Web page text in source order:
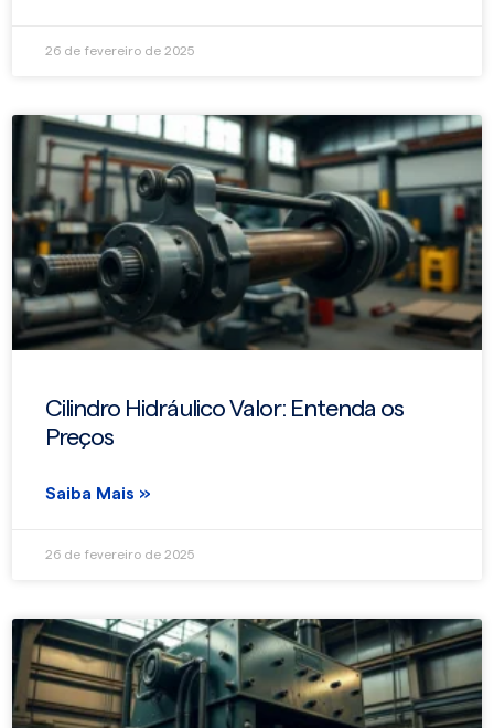
26 de fevereiro de 2025
Cilindro Hidráulico Valor: Entenda os
Preços
Saiba Mais »
26 de fevereiro de 2025